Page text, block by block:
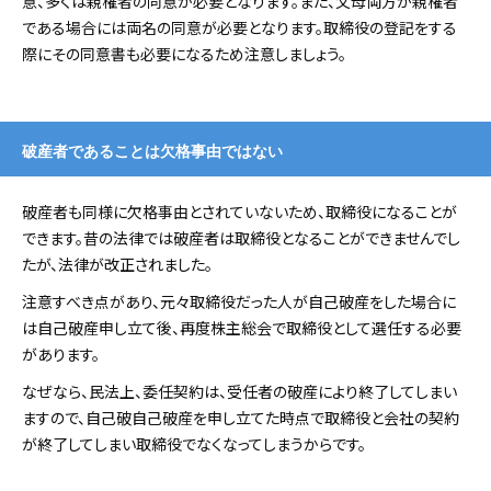
である場合には両名の同意が必要となります。取締役の登記をする
際にその同意書も必要になるため注意しましょう。
破産者であることは欠格事由ではない
破産者も同様に欠格事由とされていないため、取締役になることが
できます。昔の法律では破産者は取締役となることができませんでし
たが、法律が改正されました。
注意すべき点があり、元々取締役だった人が自己破産をした場合に
は自己破産申し立て後、再度株主総会で取締役として選任する必要
があります。
なぜなら、民法上、委任契約は、受任者の破産により終了してしまい
ますので、自己破自己破産を申し立てた時点で取締役と会社の契約
が終了してしまい取締役でなくなってしまうからです。